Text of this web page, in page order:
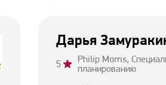
Дарья
5
Philip Morris,
планированию